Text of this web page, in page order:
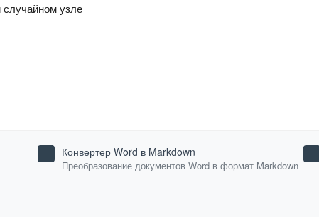
узле
Конвертер Word в Markdown
Преобразование документов Word в формат Markdown